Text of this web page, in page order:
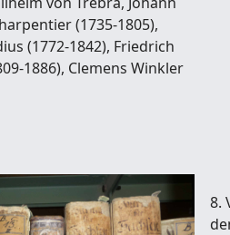
(1735-1805),
(1772-1842), Friedrich
1886), Clemens Winkler
8.